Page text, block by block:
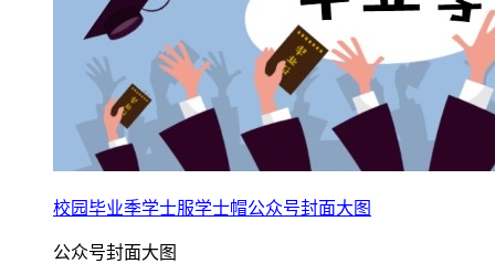
校园毕业季学士服学士帽公众号封面大图
公众号封面大图